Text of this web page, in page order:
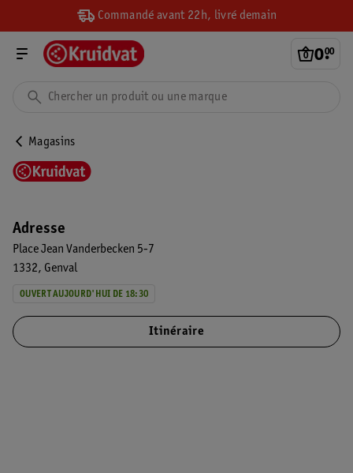
Commandé avant 22h, livré demain
0.
00
Magasins
Adresse
Place Jean Vanderbecken 5-7
1332
Genval
OUVERT AUJOURD'HUI DE 18:30
Itinéraire